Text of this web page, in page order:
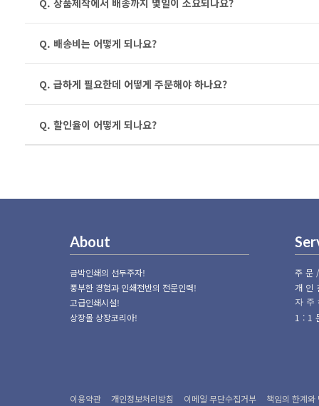
Q. 상품제작에서 배송까지 몇일이 소요되나요?
Q. 배송비는 어떻게 되나요?
Q. 급하게 필요한데 어떻게 주문해야 하나요?
Q. 할인율이 어떻게 되나요?
About
금박인쇄의 선두주자!
풍부한 경험과 인쇄전반의 전문인력!
고급인쇄시설!
상장몰 상장코리아!
주
개인
자
1:1
이용약관 개인정보처리방침 이메일 무단수집거부 책임의 한계와